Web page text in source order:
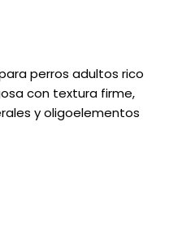
perros adultos rico
con textura firme,
y oligoelementos